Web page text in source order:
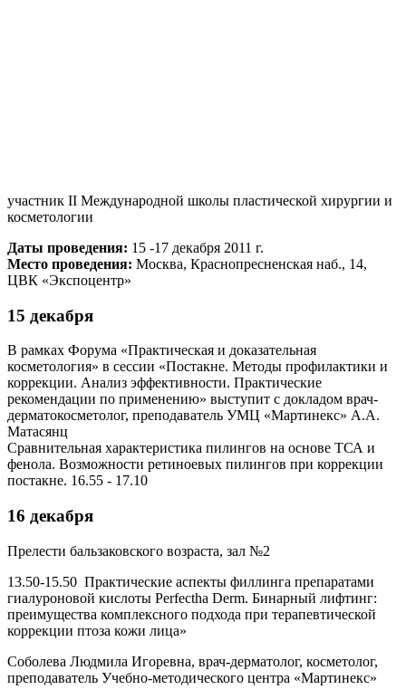
участник II Международной школы пластической хирургии и
косметологии
Даты проведения: 15 -17 декабря 2011 г.
Место проведения: Москва, Краснопресненская наб., 14,
ЦВК «Экспоцентр»
15 декабря
В рамках Форума «Практическая и доказательная
косметология» в сессии «Постакне. Методы профилактики и
коррекции. Анализ эффективности. Практические
рекомендации по применению» выступит с докладом врач-
дерматокосметолог, преподаватель УМЦ «Мартинекс» А.А.
Матасянц
Сравнительная характеристика пилингов на основе ТСА и
фенола. Возможности ретиноевых пилингов при коррекции
постакне. 16.55 - 17.10
16 декабря
Прелести бальзаковского возраста, зал №2
13.50-15.50 Практические аспекты филлинга препаратами
гиалуроновой кислоты Perfectha Derm. Бинарный лифтинг:
преимущества комплексного подхода при терапевтической
коррекции птоза кожи лица»
Соболева Людмила Игоревна, врач-дерматолог, косметолог,
преподаватель Учебно-методического центра «Мартинекс»